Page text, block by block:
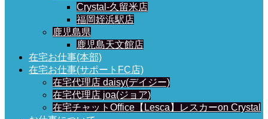
Crystal-久留米店
福岡姪浜駅店
鹿児島県
鹿児島天文館店
在宅お仕事(本部)
在宅お仕事(サポートFC店)
在宅代理店 daisy(デイジー)
在宅代理店 joa(ジョア)
在宅チャットOffice【Lesca】レスカーon Crystal